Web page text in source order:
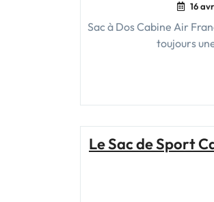
16
Sac à Dos Cabine Air
toujours
Le Sac de Sport